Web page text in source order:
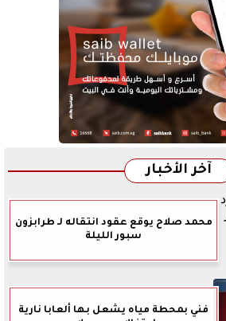
آخر الأخبار
محمد صلاح يوقع عقود انتقاله لـ طرابزون
سبور الليلة
فني بمحطة مياه يشعل بها ألعابا نارية